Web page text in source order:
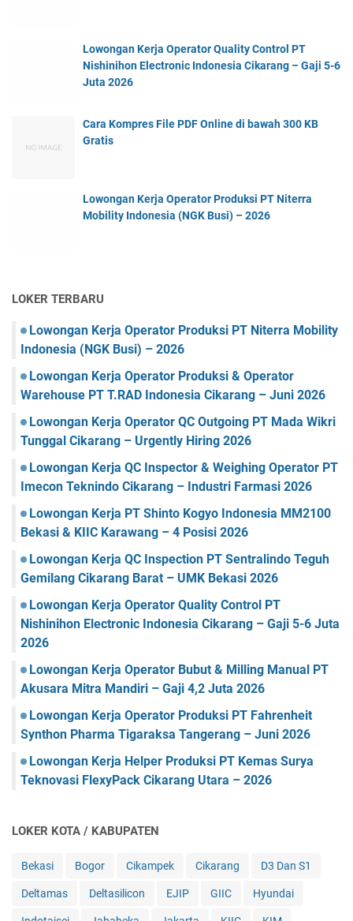
Lowongan Kerja Operator Quality Control PT
Nishinihon Electronic Indonesia Cikarang – Gaji 5-6
Juta 2026
Cara Kompres File PDF Online di bawah 300 KB
Gratis
Lowongan Kerja Operator Produksi PT Niterra
Mobility Indonesia (NGK Busi) – 2026
LOKER TERBARU
Lowongan Kerja Operator Produksi PT Niterra Mobility
Indonesia (NGK Busi) – 2026
Lowongan Kerja Operator Produksi & Operator
Warehouse PT T.RAD Indonesia Cikarang – Juni 2026
Lowongan Kerja Operator QC Outgoing PT Mada Wikri
Tunggal Cikarang – Urgently Hiring 2026
Lowongan Kerja QC Inspector & Weighing Operator PT
Imecon Teknindo Cikarang – Industri Farmasi 2026
Lowongan Kerja PT Shinto Kogyo Indonesia MM2100
Bekasi & KIIC Karawang – 4 Posisi 2026
Lowongan Kerja QC Inspection PT Sentralindo Teguh
Gemilang Cikarang Barat – UMK Bekasi 2026
Lowongan Kerja Operator Quality Control PT
Nishinihon Electronic Indonesia Cikarang – Gaji 5-6 Juta
2026
Lowongan Kerja Operator Bubut & Milling Manual PT
Akusara Mitra Mandiri – Gaji 4,2 Juta 2026
Lowongan Kerja Operator Produksi PT Fahrenheit
Synthon Pharma Tigaraksa Tangerang – Juni 2026
Lowongan Kerja Helper Produksi PT Kemas Surya
Teknovasi FlexyPack Cikarang Utara – 2026
LOKER KOTA / KABUPATEN
Bekasi Bogor Cikampek Cikarang D3 Dan S1
Deltamas Deltasilicon EJIP GIIC Hyundai